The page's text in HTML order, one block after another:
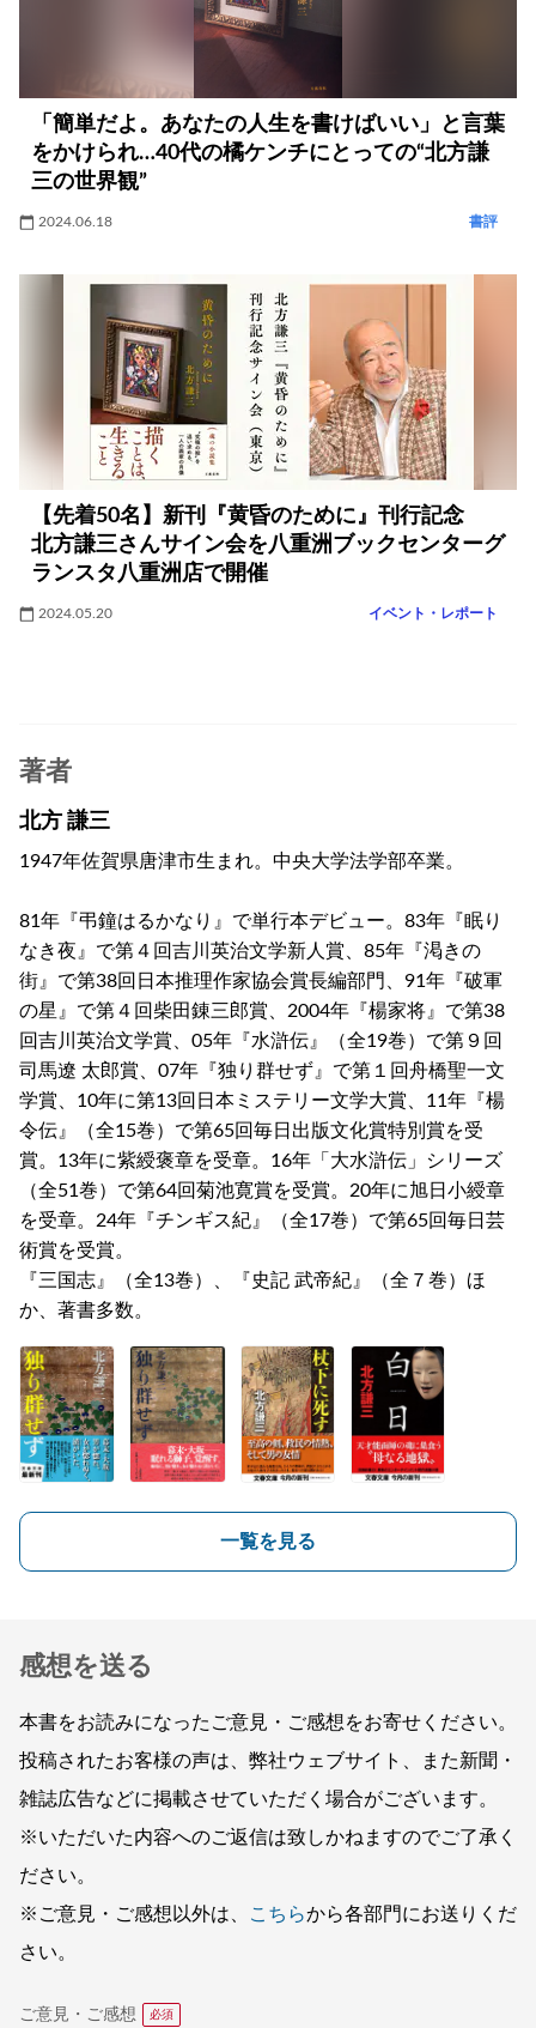
「簡単だよ。あなたの人生を書けばいい」と言葉
をかけられ…40代の橘ケンチにとっての“北方謙
三の世界観”
2024.06.18 書評
【先着50名】新刊『黄昏のために』刊行記念
北方謙三さんサイン会を八重洲ブックセンターグ
ランスタ八重洲店で開催
2024.05.20 イベント・レポート
著者
北方 謙三
1947年佐賀県唐津市生まれ。中央大学法学部卒業。
81年『弔鐘はるかなり』で単行本デビュー。83年『眠り
なき夜』で第４回吉川英治文学新人賞、85年『渇きの
街』で第38回日本推理作家協会賞長編部門、91年『破軍
の星』で第４回柴田錬三郎賞、2004年『楊家将』で第38
回吉川英治文学賞、05年『水滸伝』（全19巻）で第９回
司馬遼 太郎賞、07年『独り群せず』で第１回舟橋聖一文
学賞、10年に第13回日本ミステリー文学大賞、11年『楊
令伝』（全15巻）で第65回毎日出版文化賞特別賞を受
賞。13年に紫綬褒章を受章。16年「大水滸伝」シリーズ
（全51巻）で第64回菊池寛賞を受賞。20年に旭日小綬章
を受章。24年『チンギス紀』（全17巻）で第65回毎日芸
術賞を受賞。
『三国志』（全13巻）、『史記 武帝紀』（全７巻）ほ
か、著書多数。
一覧を見る
感想を送る
本書をお読みになったご意見・ご感想をお寄せください。
投稿されたお客様の声は、弊社ウェブサイト、また新聞・
雑誌広告などに掲載させていただく場合がございます。
※いただいた内容へのご返信は致しかねますのでご了承く
ださい。
※ご意見・ご感想以外は、
こちらから各部門にお送りくだ
さい。
ご意見・ご感想